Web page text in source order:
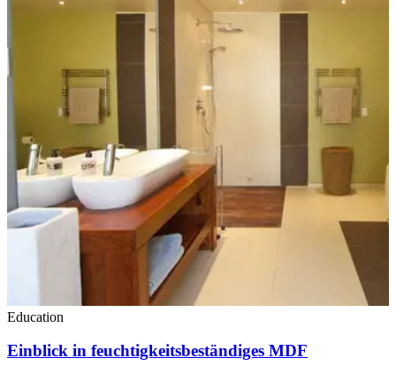
Education
Einblick in feuchtigkeitsbeständiges MDF